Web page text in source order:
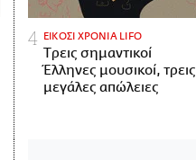
ΕΙΚΟΣΙ ΧΡΟΝΙΑ LIFO
Tρεις σημαντικοί
Έλληνες μουσικοί, τρεις
μεγάλες απώλειες